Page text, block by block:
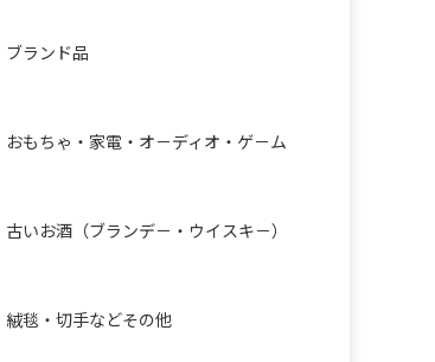
ブランド品
おもちゃ・家電・オ－ディオ・ゲ－ム
古いお酒（ブランデ－・ウイスキ－）
絨毯・切手などその他